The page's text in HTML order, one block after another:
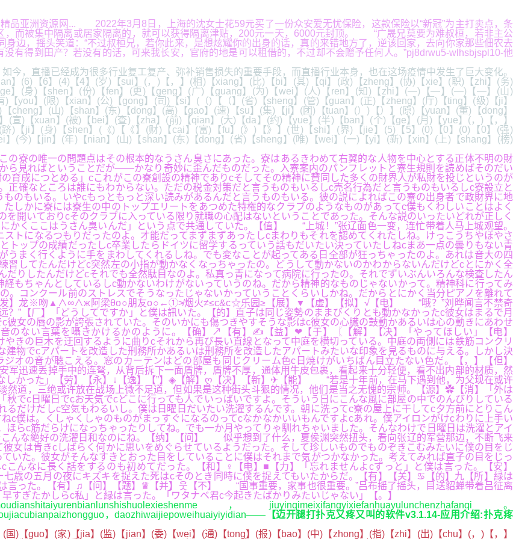
品亚洲资源网... 2022年3月8日，上海的沈女士花59元买了一份众安爱无忧保险，这款保险以“新冠”为主打卖点，条
，而被集中隔离或居家隔离的，就可以获得隔离津贴，200元一天，6000元封顶。 “广晟兄莫要为难叔桓，若非主公
边，摇头笑道：“不过叔桓兄，若你此来，是想炫耀你的出身的话，真的来错地方了，逆该回家，去向你家那些佃农去
得到田产？若没有的话，可来我长安，官府的地是可以租借的，不过却不会赠予任何人。”pj8drwu5-wlhsbjspl10-他
，直播已经成为很多行业复工复产、弥补销售损失的重要手段，而直播行业本身，也在这场疫情中发生了巨大变化。
【6】(4)【4】(岁)【sui】(，)【，】(相)【xiang】(比)【bi】(其)【qi】(政)【zheng】(协)【xie】(职)【zhi】(务)
】(身)【shen】(份)【fen】(更)【geng】(广)【guang】(为)【wei】(人)【ren】(知)【zhi】(—)【—】(—)【—】(山)
【you】(限)【xian】(公)【gong】(司)【si】(（)【（】(省)【sheng】(管)【guan】(正)【zheng】(厅)【ting】(级)【ji】
cheng】(山)【shan】(东)【dong】(高)【gao】(速)【su】(集)【ji】(团)【tuan】(）)【）】(原)【yuan】(董)【dong】
宣)【xuan】(被)【bei】(查)【zha】(前)【qian】(大)【da】(约)【yue】(半)【ban】(个)【ge】(月)【yue】(，)【，】
)【ji】(身)【shen】(《)【《】(财)【cai】(富)【fu】(》)【》】(世)【shi】(界)【jie】(5)【5】(0)【0】(0)【0】(强)
(今)【jin】(年)【nian】(山)【shan】(东)【dong】(省)【sheng】(唯)【wei】(一)【yi】(新)【xin】(上)【shang】(榜)
寮の唯一の問題点はその根本的なうさん臭さにあった。寮はあるきわめて右翼的な人物を中心とする正体不明の財
見ればということだが――かなり奇妙に歪んだものだった。入寮案内のパンフレットと寮生規則を読めばそのだい
育成につとめる」cこれがこの寮創設の精神でありcそしてその精神に賛同した多くの財界人が私財を投じというのが
確なところは誰にもわからない。ただの税金対策だと言うものもいるしc売名行為だと言うものもいるしc寮設立と
のもいる。いやcもっともっと深い読みがあるんだと言うものもいる。彼の説によればこの寮の出身者で政財界に地
しかに寮には寮生の中のトップエリートをあつめた特権的なクラブのようなものがあってc僕もくわしいことはよく
開いておりcそのクラブに入っている限り就職の心配はないということであった。そんな説のいったいどれが正しく
かくここはうさん臭いんだ」という点で共通していた。【值】 “上城！”张辽面色一变，连忙带着人马上城观望。
トになるつもりだったのよ。才能だってまずまずあったしcまわりもそれを認めてくれたしね。けっこうちやほやさ
トップの成績だったしc卒業したらドイツに留学するっていう話もだいたい決っていたしねcまあ一点の曇りもない青
まく行くように手をまわしてくれるしね。でも変なことが起ってある日全部が狂っちゃったのよ。あれは音大の四
してたんだけどc突然左の小指が動かなくなっちゃったの。どうして動かないのかわからないんだけどcとにかく全
りしたんだけどcそれでも全然駄目なのよ。私真っ青になって病院に行ったの。それでずいぶんいろんな検査したん
もちゃんとしているしc動かないわけがないっていうのね。だから精神的なものじゃないかって。精神科に行ってみ
コンクール前のストレスでそうなったじゃないかっていうことくらいしかね。だからとにかく当分ピアノを離れて
发】龙※吻▲∧∞∧ж阿梁θo○朋友o○←①≯烟火≠≤c&c☆乐园≥【展】▼【虚】【拟】√【电】 “哦？”刘晔闻言不禁奇
”【厂】「どうしてですか」と僕は訊いた。【的】直子は同じ姿勢のままびくりとも動かなかったc彼女はまるで月
女の唇の影が誇張されていた。そのいかにも傷つきやすそうな影はc彼女の心臓の鼓動かあるいは心の動きにあわせ
のない言葉を囁きかけるかのように。【确】↗【有】✍【益】❤【于】〖【解】【决】「やってほしい」【电】
きの巨木を迂回するように曲りcそれから再び長い直線となって中庭を横切っている。中庭の両側には鉄筋コンクリ
物でcアパートを改造した刑務所かあるいは刑務所を改造したアパートみたいな印象を見るものに与える。しかし決
オの音が聴こえる。窓のカーテンはどの部屋も同じクリーム色c日焼けがいちばん目立たない色だ。【，】【但】
迅速丢掉手中的连弩，从背后拆下一面盾牌，盾牌不厚，通体用牛皮包裹，看起来十分轻便，看不出内部的材质，然
しかった」【劳】【永】↓【逸】【”】◈【解】ღ【决】【新】✈【能】 “若是十年前，在马下遇到他，为父现在或许
然道，三绝或许放在战场上微不足道，但如果是这种街头斗狠的情况，他们是当之无愧的宗师。【源】✿【消】「外は
でc日曜日でcお天気でcどこに行っても人でいっばいですよ。そういう日にこんな風に部屋の中でのんびりしている
だけだしc空気もわるいし。僕は日曜日だいたい洗濯するんです。朝に洗ってc寮の屋上に干してc夕方前にとりこん
c僕は。くしゃくしゃのものがまっすぐになるのってcなかなかいいもんですよcあれ。僕アイロンがけcわりに上手い
らc筋だらけになっちゃったりしてね。でも一か月やってりゃ馴れちゃいました。そんなわけで日曜日は洗濯とアイ
こんな絶好の洗濯日和なのにね。【纳】【问】 似乎想到了什么，夏侯渊突然扭头，看向张辽的军营那边，不断飞来
女は肯きcしばらく何かに思いをめぐらせているようだった。そして珍しいものでものぞきこむみたいに僕の目をじ
いた。彼女がそんなすきとおった目をしていることに僕はそれまで気がつかなかった。考えてみれば直子の目をじっ
んなに長く話をするのも初めてだった。【和】♀【电】■【力】「忘れませんよcずっと」と僕は言った。【安】
歳の五月の夜にキズキを捉えた死はcそのとき同時に僕を捉えてもいたからだ。【有】【关】♋【的】九【所】緑は
言った。【有】♫【问】【题】♛【并】웃【不】 “国事重要，家事也很重要。”吕布摇了摇头，目送貂蝉带着吕征离
すぎたかしらc私」と緑は言った。「ワタナベ君c今起きたばかりみたいじゃない」【。】
，jiuyinqimeixifangyixiefanhuayulunchenzhafanqi。
，daozhiwaijiepoweihuaiyiyidian—— 【迈开腿打扑克又疼又叫的软件v3.1.14-应用介绍:扑克疼
guo】(家)【jia】(监)【jian】(委)【wei】(通)【tong】(报)【bao】(中)【zhong】(指)【zhi】(出)【chu】(，)【，】